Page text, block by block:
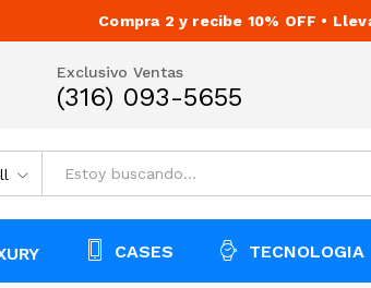
Compra 2 y recibe 10% OFF •
Exclusivo Ventas
(316) 093-5655
CASES TECNOLOGIA